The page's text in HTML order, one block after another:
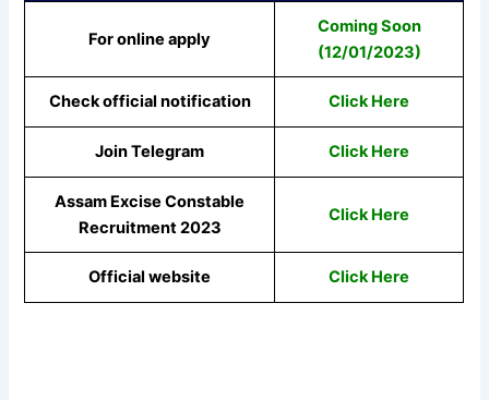
For online apply
Coming Soon
(12/01/2023)
Check official notification Click Here
Join Telegram Click Here
Assam Excise Constable
Recruitment 2023
Click Here
Official website Click Here